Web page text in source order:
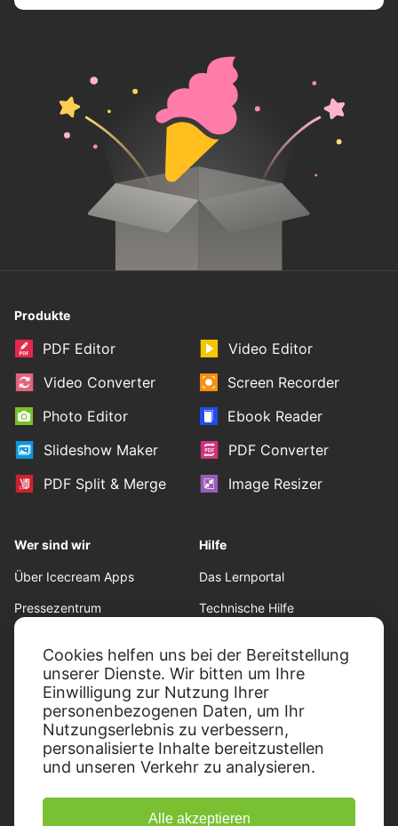
Cookies helfen uns bei der Bereitstellung
unserer Dienste. Wir bitten um Ihre
Einwilligung zur Nutzung Ihrer
personenbezogenen Daten, um Ihr
Nutzungserlebnis zu verbessern,
personalisierte Inhalte bereitzustellen
und unseren Verkehr zu analysieren.
Alle akzeptieren
Produkte
PDF Editor
Video Editor
Video Converter
Screen Recorder
Photo Editor
Ebook Reader
Slideshow Maker
PDF Converter
PDF Split & Merge
Image Resizer
Wer sind wir
Über Icecream Apps
Pressezentrum
Zusammenarbeit
Hilfe
Das Lernportal
Technische Hilfe
Rückgaberecht
Datenschutzrichtlinie